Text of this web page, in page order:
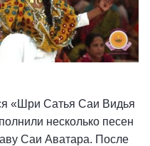
«Шри Сатья Саи Видья
несколько песен
Саи Аватара. После